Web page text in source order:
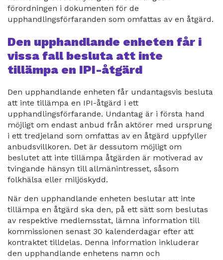
förordningen i dokumenten för de
upphandlingsförfaranden som omfattas av en åtgärd.
Den upphandlande enheten får i
vissa fall besluta att inte
tillämpa en IPI-åtgärd
Den upphandlande enheten får undantagsvis besluta
att inte tillämpa en IPI-åtgärd i ett
upphandlingsförfarande. Undantag är i första hand
möjligt om endast anbud från aktörer med ursprung
i ett tredjeland som omfattas av en åtgärd uppfyller
anbudsvillkoren. Det är dessutom möjligt om
beslutet att inte tillämpa åtgärden är motiverad av
tvingande hänsyn till allmänintresset, såsom
folkhälsa eller miljöskydd.
När den upphandlande enheten beslutar att inte
tillämpa en åtgärd ska den, på ett sätt som beslutas
av respektive medlemsstat, lämna information till
kommissionen senast 30 kalenderdagar efter att
kontraktet tilldelas. Denna information inkluderar
den upphandlande enhetens namn och